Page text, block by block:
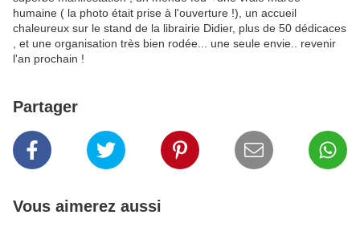
humaine ( la photo était prise à l'ouverture !), un accueil
chaleureux sur le stand de la librairie Didier, plus de 50 dédicaces
, et une organisation très bien rodée... une seule envie.. revenir
l'an prochain !
Partager
Vous aimerez aussi